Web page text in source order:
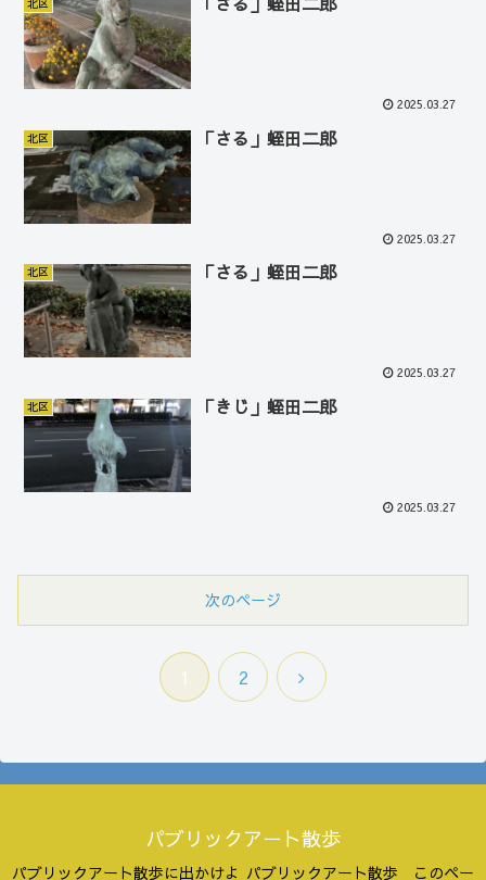
北区
2025.03.27
北区 「さる」蛭田二郎
2025.03.27
北区 「さる」蛭田二郎
2025.03.27
北区 「きじ」蛭田二郎
2025.03.27
次のページ
1 2
次
パブリックアート散歩
パブリックアート散歩に出かけよ パブリックアート散歩 このペー